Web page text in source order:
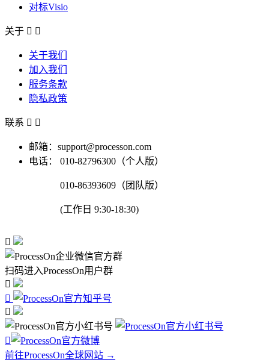
对标Visio
关于  
关于我们
加入我们
服务条款
隐私政策
联系  
邮箱：support@processon.com
电话：
010-82796300（个人版）
010-86393609（团队版）
(工作日 9:30-18:30)

扫码进入ProcessOn用户群




前往ProcessOn全球网站 →